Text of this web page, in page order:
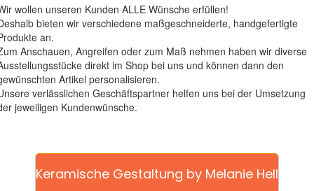
wollen unseren Kunden ALLE Wünsche erfüllen!
bieten wir verschiedene maßgeschneiderte, handgefertigte
an.
Anschauen, Angreifen oder zum Maß nehmen haben wir diverse
direkt im Shop bei uns und können dann den
Artikel personalisieren.
verlässlichen Geschäftspartner helfen uns bei der Umsetzung
jeweiligen Kundenwünsche.
Keramische Gestaltung by Melanie Hell